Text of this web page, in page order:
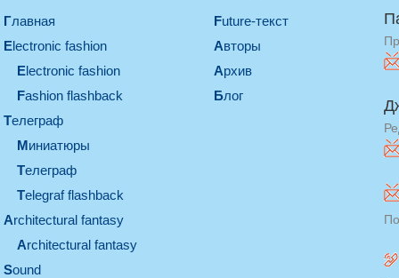
Главная
electronic fashion
electronic fashion
Fashion flashback
телеграф
миниатюры
телеграф
Telegraf flashback
architectural fantasy
architectural fantasy
sound
Future-текст
Авторы
Архив
Блог